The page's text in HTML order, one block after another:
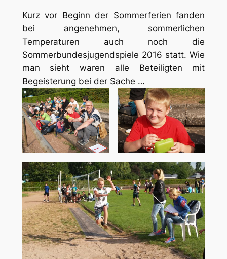
Kurz vor Beginn der Sommerferien fanden
bei angenehmen, sommerlichen
Temperaturen auch noch die
Sommerbundesjugendspiele 2016 statt. Wie
man sieht waren alle Beteiligten mit
Begeisterung bei der Sache …